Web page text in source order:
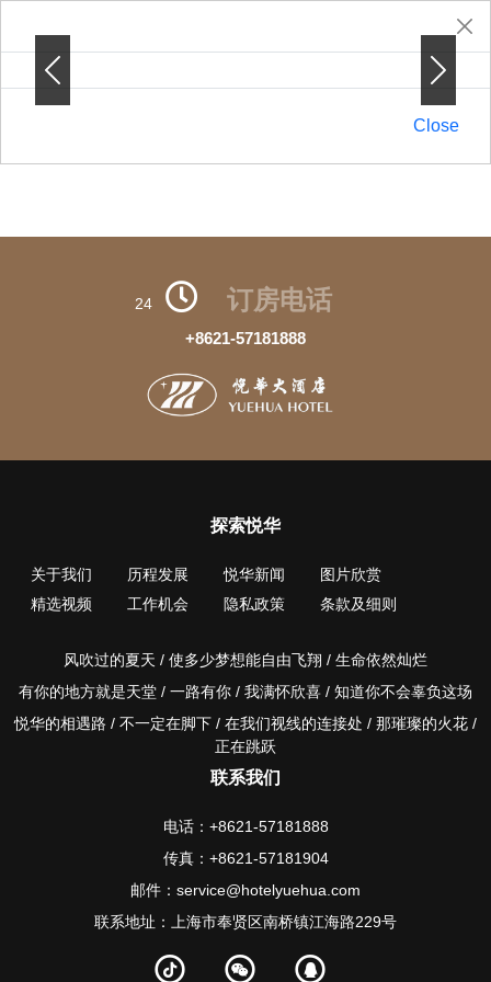
Previous Next
Previous Next
Close
24 订房电话
+8621-57181888
探索悦华
关于我们 历程发展 悦华新闻
图片欣赏
精选视频
工作机会 隐私政策 条款及细则
风吹过的夏天 / 使多少梦想能自由飞翔 / 生命依然灿烂
有你的地方就是天堂 / 一路有你 / 我满怀欣喜 / 知道你不会辜负这场
悦华的相遇路 / 不一定在脚下 / 在我们视线的连接处 / 那璀璨的火花 /
正在跳跃
联系我们
电话：+8621-57181888
传真：+8621-57181904
邮件：service@hotelyuehua.com
联系地址：上海市奉贤区南桥镇江海路229号